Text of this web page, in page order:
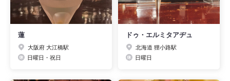
蓮
大阪府 大江橋駅
日曜日・祝日
ドゥ・エルミタアヂュ
北海道 狸小路駅
日曜日